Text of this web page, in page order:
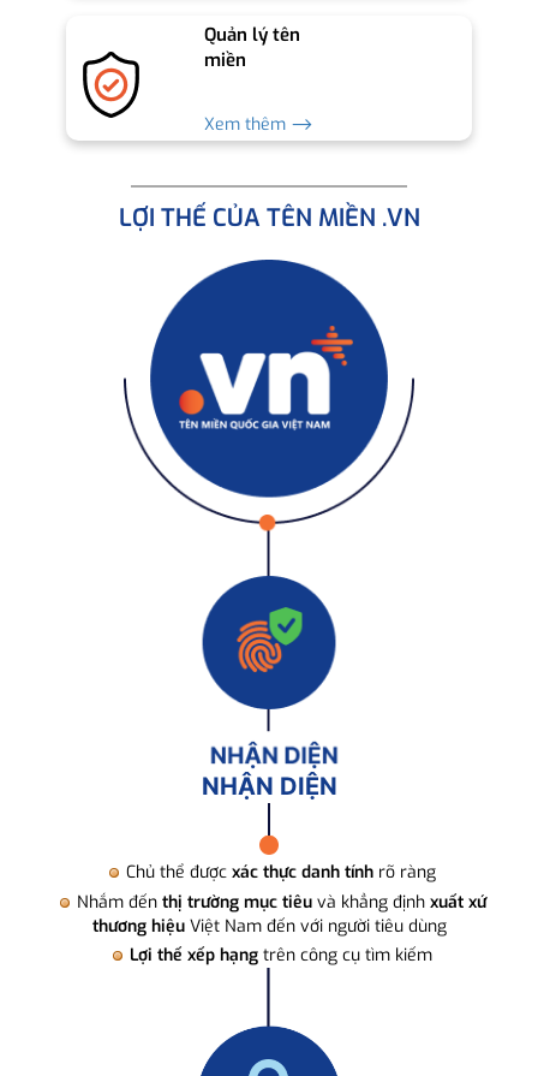
Quản lý tên
miền
Xem thêm ⟶
LỢI THẾ CỦA TÊN MIỀN .VN
NHẬN DIỆN
Chủ thể được xác thực danh tính rõ ràng
Nhắm đến thị trường mục tiêuvà khẳng định xuất xứ
thương hiệuViệt Nam đến với người tiêu dùng
Lợi thế xếp hạng trên công cụ tìm kiếm